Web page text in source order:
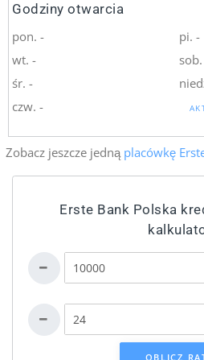
Godziny otwarcia
pon. -
wt. -
śr. -
czw. -
pi. -
Zobacz jeszcze jednąplacówkę
Erste Bank Polska